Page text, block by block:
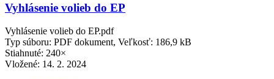
Vyhlásenie volieb do EP
Vyhlásenie volieb do EP.pdf
Typ súboru: PDF dokument, Veľkosť: 186,9 kB
Stiahnuté: 240×
Vložené: 14. 2. 2024